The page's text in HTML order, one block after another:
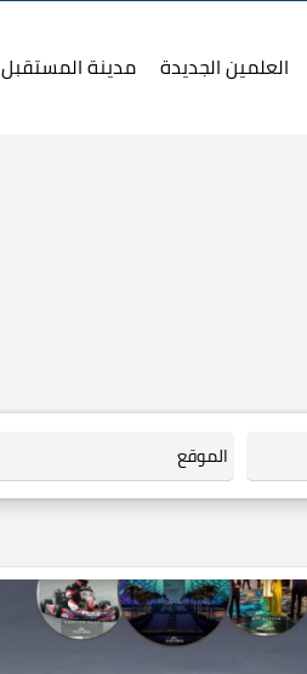
العلمين الجديدة مدينة المستقبل